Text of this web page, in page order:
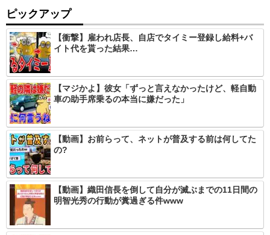
ピックアップ
【衝撃】雇われ店長、自店でタイミー登録し給料+バ
イト代を貰った結果…
【マジかよ】彼女「ずっと言えなかったけど、軽自動
車の助手席乗るの本当に嫌だった」
【動画】お前らって、ネットが普及する前は何してた
の?
【動画】織田信長を倒して自分が滅ぶまでの11日間の
明智光秀の行動が糞過ぎる件www